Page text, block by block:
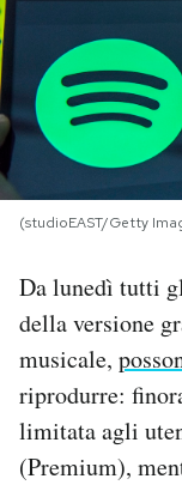
PODCAST
NEWSLETTER
I MIEI
SHOP
CALENDARIO
AREA
(studioEAST/Getty
Da lunedì tutti
della versione
musicale,
riprodurre:
limitata agli
(Premium),